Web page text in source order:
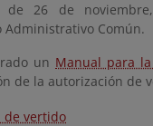
26 de
Común.
un Manual para
de la autorización de
de vertido